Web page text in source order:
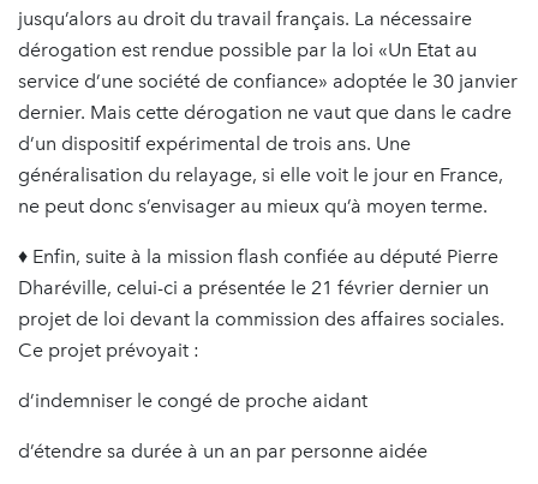
jusqu’alors au droit du travail français. La nécessaire
dérogation est rendue possible par la loi «Un Etat au
service d’une société de confiance» adoptée le 30 janvier
dernier. Mais cette dérogation ne vaut que dans le cadre
d’un dispositif expérimental de trois ans. Une
généralisation du relayage, si elle voit le jour en France,
ne peut donc s’envisager au mieux qu’à moyen terme.
♦ Enfin, suite à la mission flash confiée au député Pierre
Dharéville, celui-ci a présentée le 21 février dernier un
projet de loi devant la commission des affaires sociales.
Ce projet prévoyait :
d’indemniser le congé de proche aidant
d’étendre sa durée à un an par personne aidée